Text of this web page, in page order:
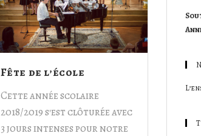
Fête de l’école
Cette année scolaire
2018/2019 s'est clôturée avec
3 jours intenses pour notre